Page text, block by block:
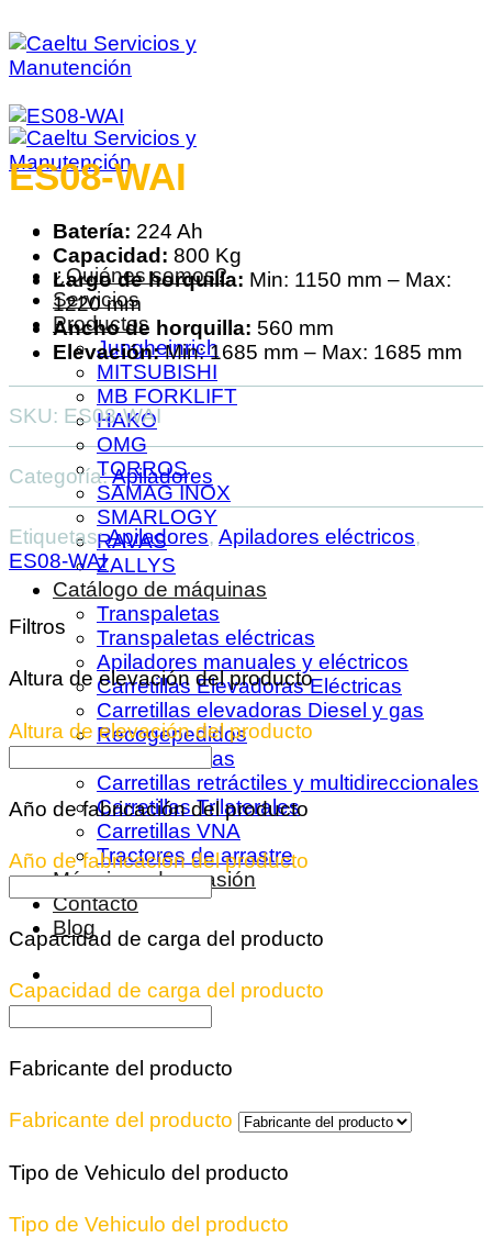
al
contenido
¿Quiénes somos?
Servicios
Productos
Jungheinrich
MITSUBISHI
MB FORKLIFT
HAKO
OMG
TORROS
SAMAG INOX
SMARLOGY
RAVAS
ZALLYS
Catálogo de máquinas
Transpaletas
Transpaletas eléctricas
Apiladores manuales y eléctricos
Carretillas Elevadoras Eléctricas
Carretillas elevadoras Diesel y gas
Recogepedidos
Remolcadoras
Carretillas retráctiles y multidireccionales
Carretillas Trilaterales
Carretillas VNA
Tractores de arrastre
Máquinas de ocasión
Contacto
Blog
ES08-WAI
Batería: 224 Ah
Capacidad: 800 Kg
Largo de horquilla: Min: 1150 mm – Max:
1220 mm
Ancho de horquilla: 560 mm
Elevación:Min: 1685 mm – Max: 1685 mm
SKU: ES08-WAI
Categoría:Apiladores
Etiquetas:Apiladores, Apiladores eléctricos,
ES08-WAI
Filtros
Altura de elevación del producto
Altura de elevación del producto
Año de fabricación del producto
Año de fabricación del producto
Capacidad de carga del producto
Capacidad de carga del producto
Fabricante del producto
Fabricante del producto
Tipo de Vehiculo del producto
Tipo de Vehiculo del producto